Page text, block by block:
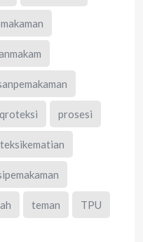
prosesi
teman TPU